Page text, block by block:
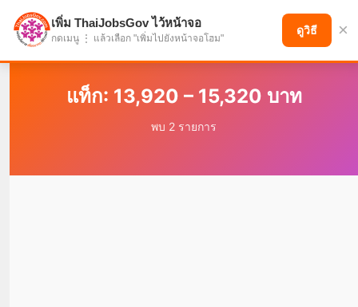
แบ่งปันโอกาส เพื่ออนาคตที่ก้าวหน้า
แท็ก: 13,920 – 15,320 บาท
พบ 2 รายการ
เพิ่ม ThaiJobsGov ไว้หน้าจอ
กดเมนู ⋮ แล้วเลือก "เพิ่มไปยังหน้าจอโฮม"
ดูวิธี ×